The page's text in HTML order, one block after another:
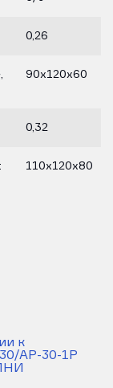
0,26
90х120х60
0,32
110х120х80
к
30/АР-30-1Р